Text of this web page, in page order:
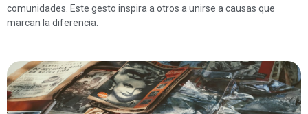
comunidades. Este gesto inspira a otros a unirse a causas que
marcan la diferencia.